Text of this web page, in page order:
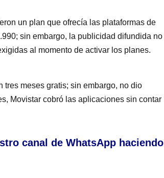
un plan que ofrecía las plataformas de
sin embargo, la publicidad difundida no
al momento de activar los planes.
tres meses gratis; sin embargo, no dio
Movistar cobró las aplicaciones sin contar
canal de WhatsApp haciendo